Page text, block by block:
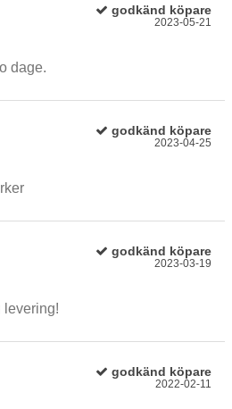
godkänd köpare
2023-05-21
dage.
godkänd köpare
2023-04-25
godkänd köpare
2023-03-19
levering!
godkänd köpare
2022-02-11